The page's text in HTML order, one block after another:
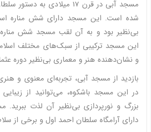
مسجد آبی در قرن 17 میلادی به
شده است. این مسجد دارای شش مناره
بی‌نظیر بود و به آن لقب مسجد شش
این مسجد ترکیبی از سبک‌های مختلف
و نشان‌دهنده هنر و معماری بی‌نظیر دوره
بازدید از مسجد آبی، تجربه‌ای معنوی و
در این مسجد باشکوه، می‌توانید از زیبایی
بزرگ و نورپردازی بی‌نظیر آن لذت
دارای آرامگاه سلطان احمد اول و برخی از